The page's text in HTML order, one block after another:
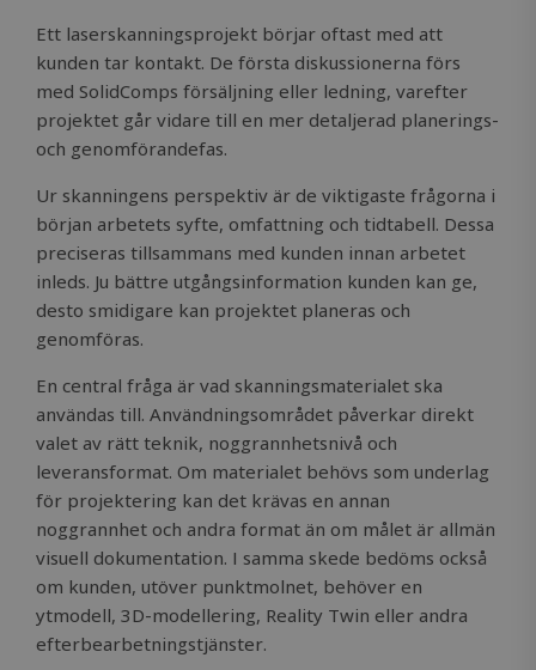
Ett laserskanningsprojekt börjar oftast med att
kunden tar kontakt. De första diskussionerna förs
med SolidComps försäljning eller ledning, varefter
projektet går vidare till en mer detaljerad planerings-
och genomförandefas.
Ur skanningens perspektiv är de viktigaste frågorna i
början arbetets syfte, omfattning och tidtabell. Dessa
preciseras tillsammans med kunden innan arbetet
inleds. Ju bättre utgångsinformation kunden kan ge,
desto smidigare kan projektet planeras och
genomföras.
En central fråga är vad skanningsmaterialet ska
användas till. Användningsområdet påverkar direkt
valet av rätt teknik, noggrannhetsnivå och
leveransformat. Om materialet behövs som underlag
för projektering kan det krävas en annan
noggrannhet och andra format än om målet är allmän
visuell dokumentation. I samma skede bedöms också
om kunden, utöver punktmolnet, behöver en
ytmodell, 3D-modellering, Reality Twin eller andra
efterbearbetningstjänster.